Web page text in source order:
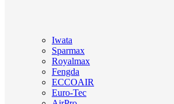
Iwata
Sparmax
Royalmax
Fengda
ECCOAIR
Euro-Tec